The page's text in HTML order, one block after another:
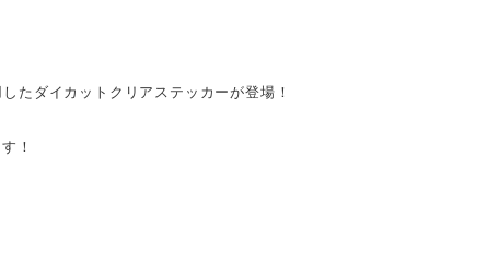
たダイカットクリアステッカーが登場！
！